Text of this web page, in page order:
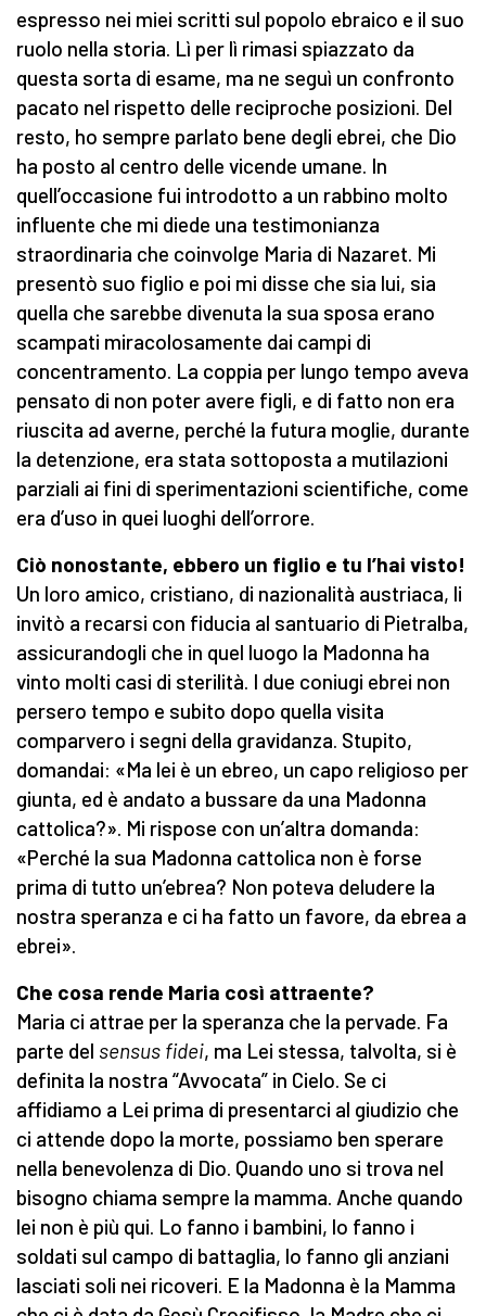
espresso nei miei scritti sul popolo ebraico e il suo
ruolo nella storia. Lì per lì rimasi spiazzato da
questa sorta di esame, ma ne seguì un confronto
pacato nel rispetto delle reciproche posizioni. Del
resto, ho sempre parlato bene degli ebrei, che Dio
ha posto al centro delle vicende umane. In
quell’occasione fui introdotto a un rabbino molto
influente che mi diede una testimonianza
straordinaria che coinvolge Maria di Nazaret. Mi
presentò suo figlio e poi mi disse che sia lui, sia
quella che sarebbe divenuta la sua sposa erano
scampati miracolosamente dai campi di
concentramento. La coppia per lungo tempo aveva
pensato di non poter avere figli, e di fatto non era
riuscita ad averne, perché la futura moglie, durante
la detenzione, era stata sottoposta a mutilazioni
parziali ai fini di sperimentazioni scientifiche, come
era d’uso in quei luoghi dell’orrore.
Ciò nonostante, ebbero un figlio e tu l’hai visto!
Un loro amico, cristiano, di nazionalità austriaca, li
invitò a recarsi con fiducia al santuario di Pietralba,
assicurandogli che in quel luogo la Madonna ha
vinto molti casi di sterilità. I due coniugi ebrei non
persero tempo e subito dopo quella visita
comparvero i segni della gravidanza. Stupito,
domandai: «Ma lei è un ebreo, un capo religioso per
giunta, ed è andato a bussare da una Madonna
cattolica?». Mi rispose con un’altra domanda:
«Perché la sua Madonna cattolica non è forse
prima di tutto un’ebrea? Non poteva deludere la
nostra speranza e ci ha fatto un favore, da ebrea a
ebrei».
Che cosa rende Maria così attraente?
Maria ci attrae per la speranza che la pervade. Fa
parte del sensus fidei, ma Lei stessa, talvolta, si è
definita la nostra “Avvocata” in Cielo. Se ci
affidiamo a Lei prima di presentarci al giudizio che
ci attende dopo la morte, possiamo ben sperare
nella benevolenza di Dio. Quando uno si trova nel
bisogno chiama sempre la mamma. Anche quando
lei non è più qui. Lo fanno i bambini, lo fanno i
soldati sul campo di battaglia, lo fanno gli anziani
lasciati soli nei ricoveri. E la Madonna è la Mamma